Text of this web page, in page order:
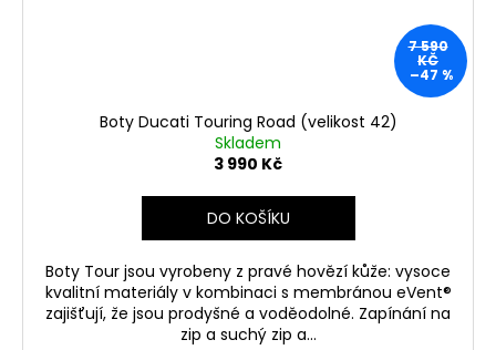
7 590
KČ
–47 %
Boty Ducati Touring Road (velikost 42)
Skladem
3 990 Kč
DO KOŠÍKU
Boty Tour jsou vyrobeny z pravé hovězí kůže: vysoce
kvalitní materiály v kombinaci s membránou eVent®
zajišťují, že jsou prodyšné a voděodolné. Zapínání na
zip a suchý zip a...